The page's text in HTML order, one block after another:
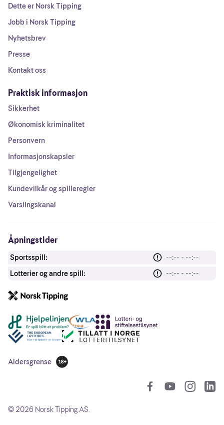
Dette er Norsk Tipping
Jobb i Norsk Tipping
Nyhetsbrev
Presse
Kontakt oss
Praktisk informasjon
Sikkerhet
Økonomisk kriminalitet
Personvern
Informasjonskapsler
Tilgjengelighet
Kundevilkår og spilleregler
Varslingskanal
Åpningstider
Sportsspill:
--:-- - --:--
Lotterier og andre spill:
--:-- - --:--
Andre lenker
Aldersgrense
18 år
© 2026 Norsk Tipping AS.